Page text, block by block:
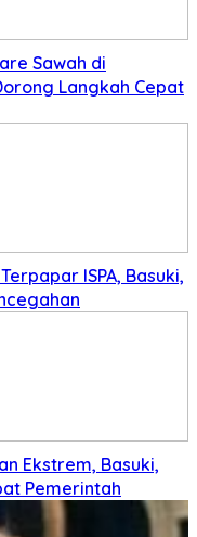
Sawah di
Langkah Cepat
ISPA, Basuki,
Ekstrem, Basuki,
Pemerintah